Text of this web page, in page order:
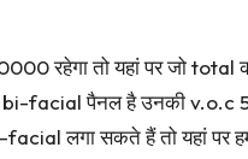
रहेगा तो यहां पर जो total
facial पैनल है उनकी v.o.c
facial लगा सकते हैं तो यहां पर